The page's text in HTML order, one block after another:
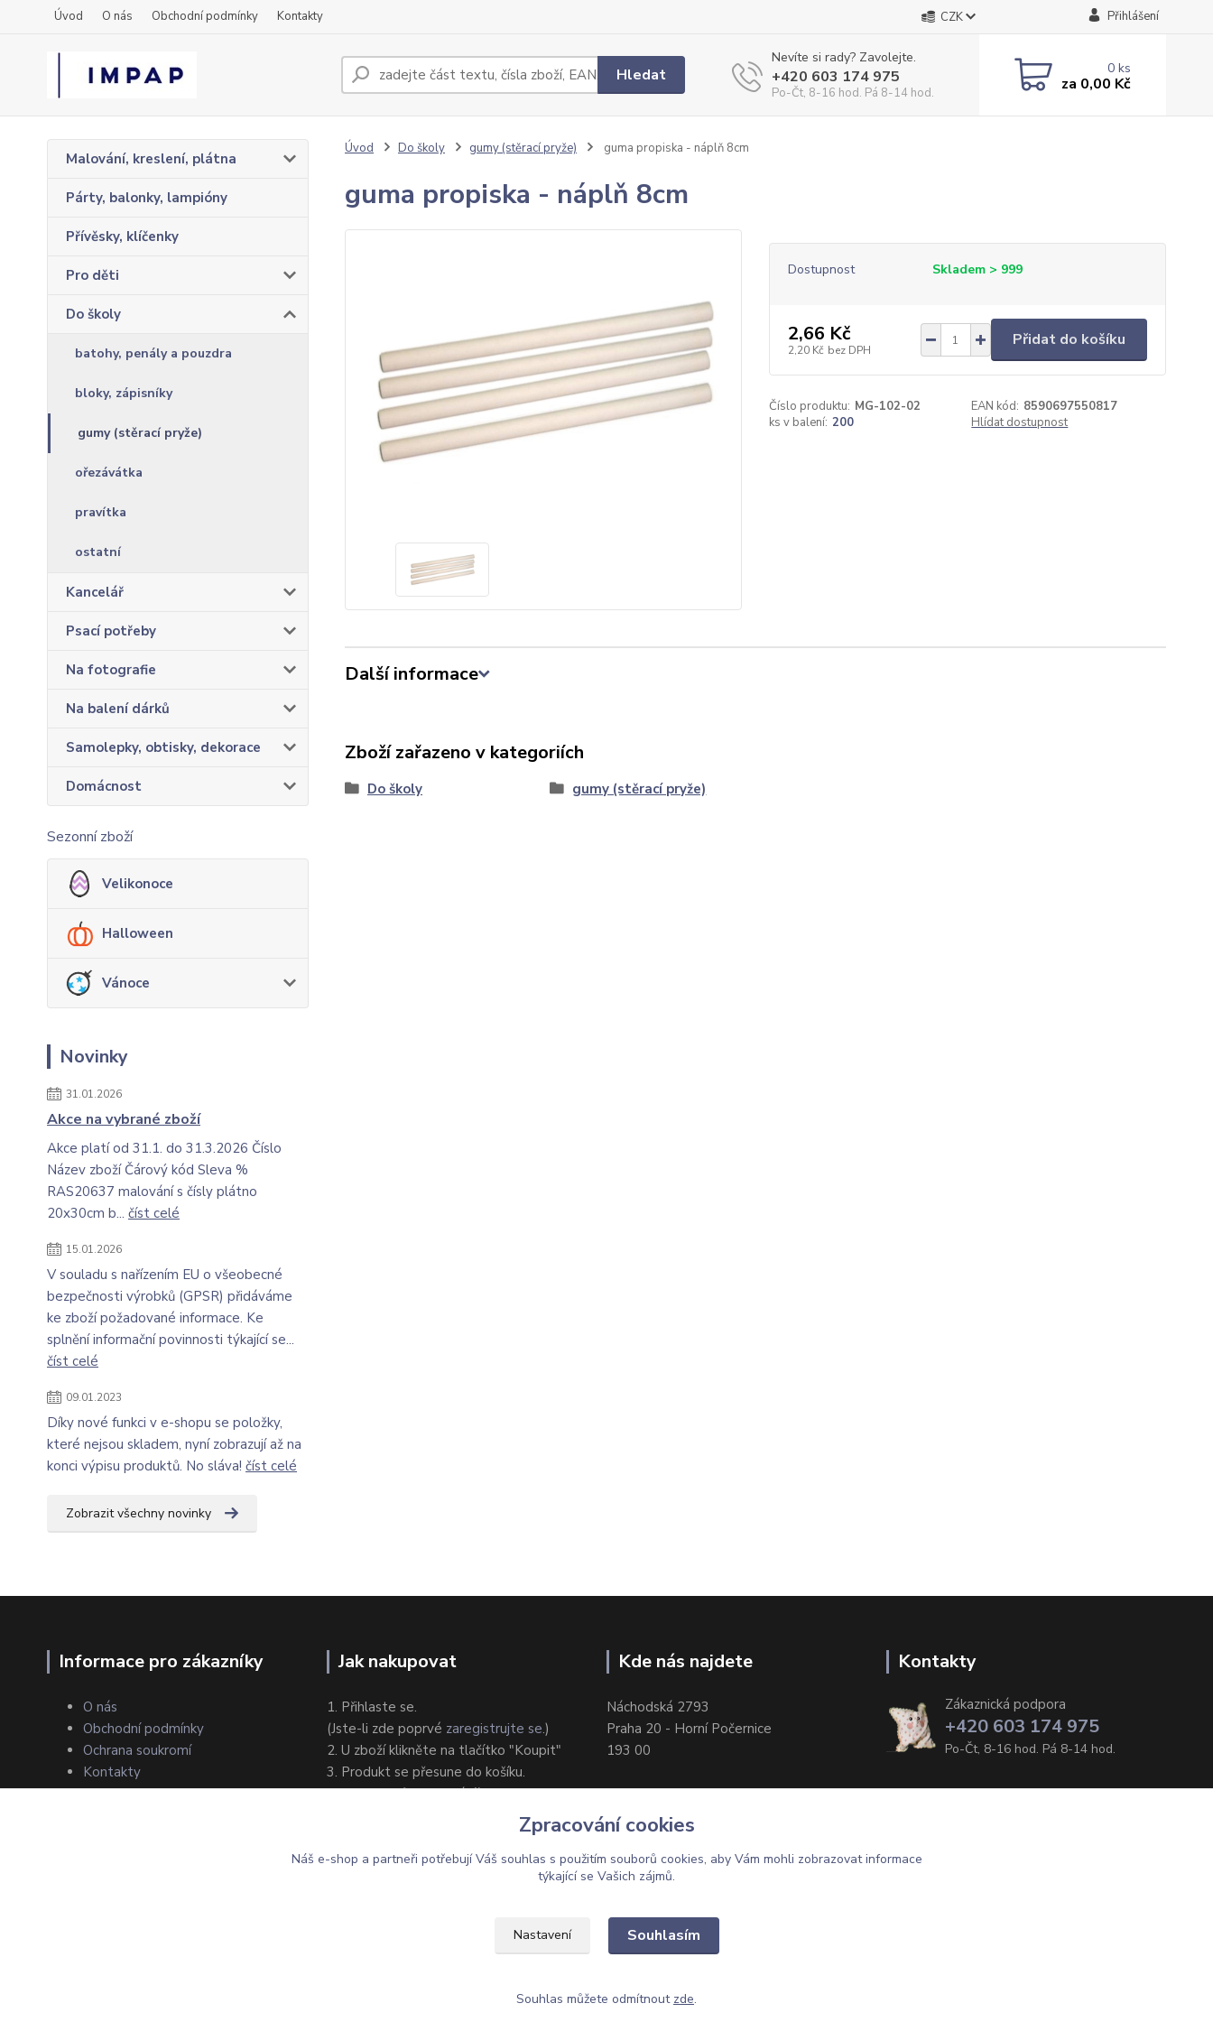
Úvod O nás Obchodní podmínky Kontakty CZK Přihlášení
Hledat
Nevíte si rady? Zavolejte.
+420 603 174 975
Po-Čt, 8-16 hod. Pá 8-14 hod.
0ks
za 0,00 Kč
Malování, kreslení, plátna
Párty, balonky, lampióny
Přívěsky, klíčenky
Pro děti
Do školy
batohy, penály a pouzdra
bloky, zápisníky
gumy (stěrací pryže)
ořezávátka
pravítka
ostatní
Kancelář
Psací potřeby
Na fotografie
Na balení dárků
Samolepky, obtisky, dekorace
Domácnost
Sezonní zboží
Velikonoce
Halloween
Vánoce
Novinky
31.01.2026
Akce na vybrané zboží
Akce platí od 31.1. do 31.3.2026 Číslo
Název zboží Čárový kód Sleva %
RAS20637 malování s čísly plátno
20x30cm b... číst celé
15.01.2026
V souladu s nařízením EU o všeobecné
bezpečnosti výrobků (GPSR) přidáváme
ke zboží požadované informace. Ke
splnění informační povinnosti týkající se...
číst celé
09.01.2023
Díky nové funkci v e-shopu se položky,
které nejsou skladem, nyní zobrazují až na
konci výpisu produktů. No sláva! číst celé
Zobrazit všechny novinky
Úvod Do školy gumy (stěrací pryže) guma propiska - náplň 8cm
guma propiska - náplň 8cm
Dostupnost Skladem > 999
2,66 Kč
2,20 Kč bez DPH
Přidat do košíku
Číslo produktu: MG-102-02 EAN kód: 8590697550817
ks v balení: 200 Hlídat dostupnost
Další informace
Zboží zařazeno v kategoriích
Do školy gumy (stěrací pryže)
Informace pro zákazníky
O nás
Obchodní podmínky
Ochrana soukromí
Kontakty
Jak nakupovat
1. Přihlaste se.
(Jste-li zde poprvé zaregistrujte se.)
2. U zboží klikněte na tlačítko "Koupit"
3. Produkt se přesune do košíku.
4. Zvolte způsob dodání/platby.
Kde nás najdete
Náchodská 2793
Praha 20 - Horní Počernice
193 00
Kontakty
Zákaznická podpora
+420 603 174 975
Po-Čt, 8-16 hod. Pá 8-14 hod.
Upravit sběr cookies.
Zpracování cookies
Náš e-shop a partneři potřebují Váš souhlas s použitím souborů cookies, aby Vám mohli zobrazovat informace
týkající se Vašich zájmů.
Nastavení Souhlasím
Souhlas můžete odmítnout zde.